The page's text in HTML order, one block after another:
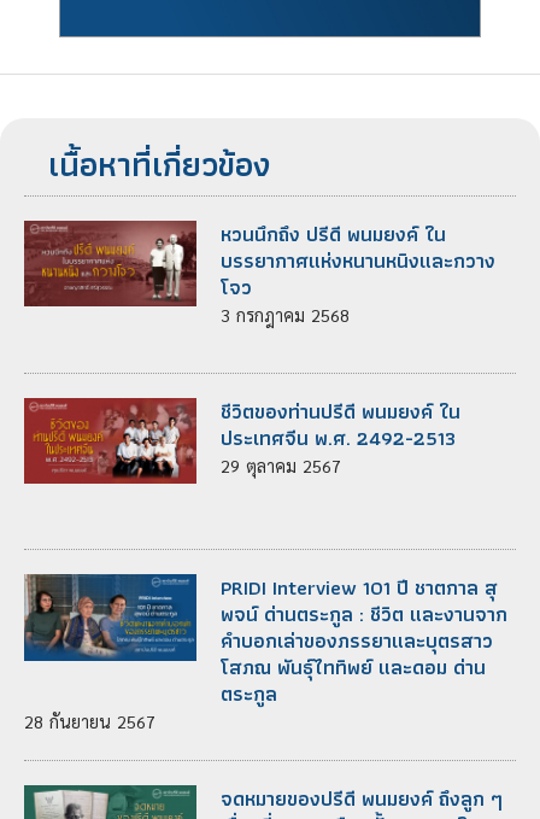
เนื้อหาที่เกี่ยวข้อง
หวนนึกถึง ปรีดี พนมยงค์ ใน
บรรยากาศแห่งหนานหนิงและกวาง
โจว
3 กรกฎาคม 2568
ชีวิตของท่านปรีดี พนมยงค์ ใน
ประเทศจีน พ.ศ. 2492-2513
29 ตุลาคม 2567
PRIDI Interview 101 ปี ชาตกาล สุ
พจน์ ด่านตระกูล : ชีวิต และงานจาก
คำบอกเล่าของภรรยาและบุตรสาว
โสภณ พันธุ์ไททิพย์ และดอม ด่าน
ตระกูล
28 กันยายน 2567
จดหมายของปรีดี พนมยงค์ ถึงลูก ๆ